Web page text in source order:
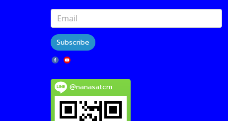
Subscribe
@nanasatcm